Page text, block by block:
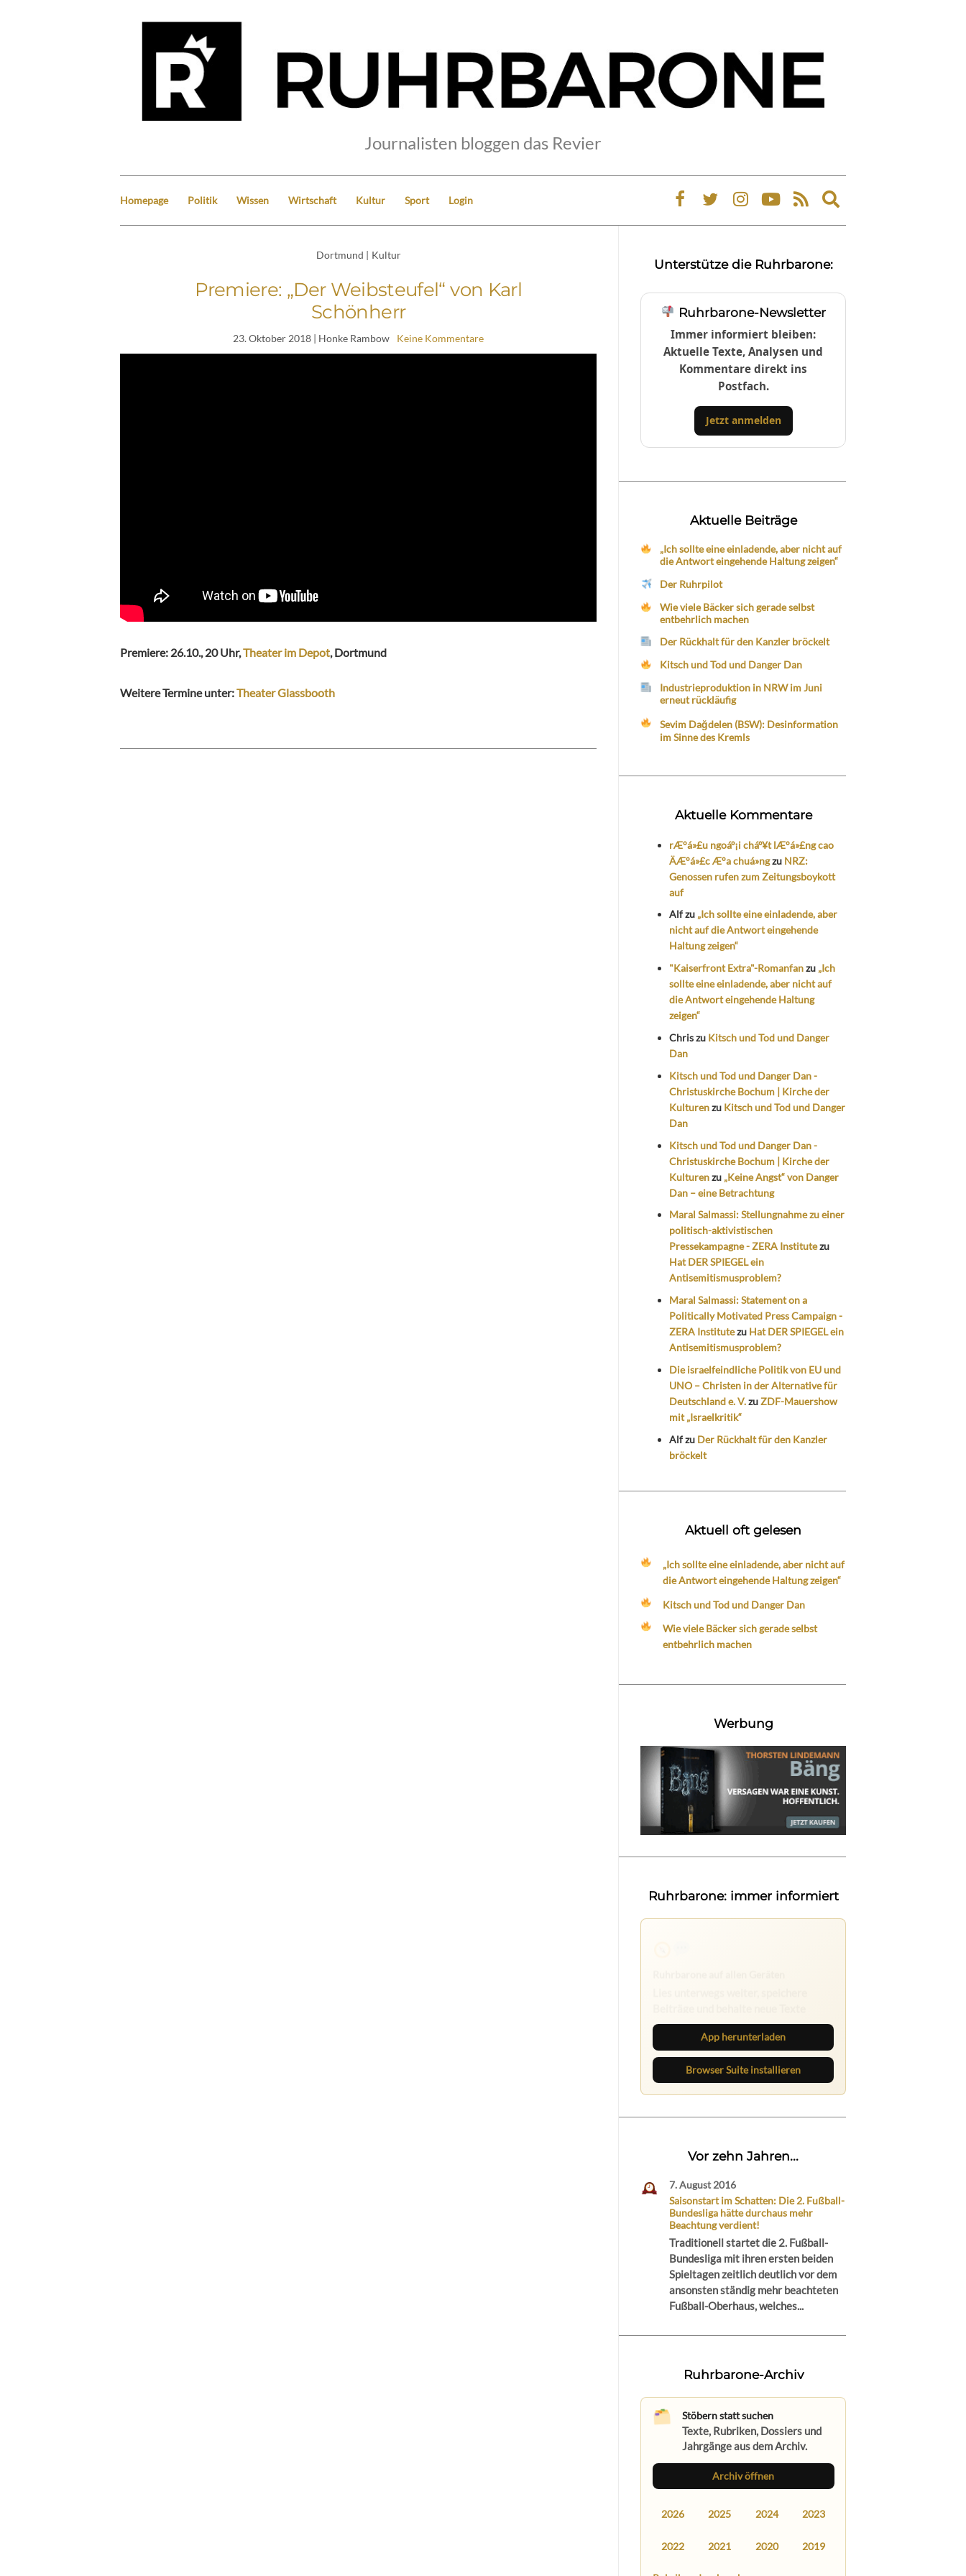
Journalisten bloggen das Revier
Homepage Politik Wissen Wirtschaft Kultur Sport Login
Expand
search
Dortmund | Kultur
Premiere: „Der Weibsteufel“ von Karl
Schönherr
23. Oktober 2018 | Honke Rambow Keine Kommentare
Premiere: 26.10., 20 Uhr,Theater im Depot, Dortmund
Weitere Termine unter:Theater Glassbooth
Unterstütze die Ruhrbarone:
Ruhrbarone-Newsletter
Immer informiert bleiben:
Aktuelle Texte, Analysen und
Kommentare direkt ins
Postfach.
Jetzt anmelden
Aktuelle Beiträge
„Ich sollte eine einladende, aber nicht auf
die Antwort eingehende Haltung zeigen“
Der Ruhrpilot
Wie viele Bäcker sich gerade selbst
entbehrlich machen
Der Rückhalt für den Kanzler bröckelt
Kitsch und Tod und Danger Dan
Industrieproduktion in NRW im Juni
erneut rückläufig
Sevim Dağdelen (BSW): Desinformation
im Sinne des Kremls
Aktuelle Kommentare
rÆ°á»£u ngoáº¡i cháº¥t lÆ°á»£ng cao
ÄÆ°á»£c Æ°a chuá»ngzu NRZ:
Genossen rufen zum Zeitungsboykott
auf
Alfzu „Ich sollte eine einladende, aber
nicht auf die Antwort eingehende
Haltung zeigen“
"Kaiserfront Extra"-Romanfanzu „Ich
sollte eine einladende, aber nicht auf
die Antwort eingehende Haltung
zeigen“
Chriszu Kitsch und Tod und Danger
Dan
Kitsch und Tod und Danger Dan -
Christuskirche Bochum | Kirche der
Kulturenzu Kitsch und Tod und Danger
Dan
Kitsch und Tod und Danger Dan -
Christuskirche Bochum | Kirche der
Kulturenzu „Keine Angst“ von Danger
Dan – eine Betrachtung
Maral Salmassi: Stellungnahme zu einer
politisch-aktivistischen
Pressekampagne - ZERA Institutezu
Hat DER SPIEGEL ein
Antisemitismusproblem?
Maral Salmassi: Statement on a
Politically Motivated Press Campaign -
ZERA Institutezu Hat DER SPIEGEL ein
Antisemitismusproblem?
Die israelfeindliche Politik von EU und
UNO – Christen in der Alternative für
Deutschland e. V.zuZDF-Mauershow
mit „Israelkritik“
Alfzu Der Rückhalt für den Kanzler
bröckelt
Aktuell oft gelesen
„Ich sollte eine einladende, aber nicht auf
die Antwort eingehende Haltung zeigen“
Kitsch und Tod und Danger Dan
Wie viele Bäcker sich gerade selbst
entbehrlich machen
Werbung
Ruhrbarone: immer informiert
App herunterladen
Browser Suite installieren
Vor zehn Jahren...
7. August 2016
Saisonstart im Schatten: Die 2. Fußball-
Bundesliga hätte durchaus mehr
Beachtung verdient!
Traditionell startet die 2. Fußball-
Bundesliga mit ihren ersten beiden
Spieltagen zeitlich deutlich vor dem
ansonsten ständig mehr beachteten
Fußball-Oberhaus, welches...
Ruhrbarone-Archiv
Stöbern statt suchen
Texte, Rubriken, Dossiers und
Jahrgänge aus dem Archiv.
Archiv öffnen
2026 2025 2024 2023
2022 2021 2020 2019